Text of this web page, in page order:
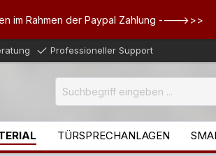
im Rahmen der Paypal Zahlung ---->>>
Professioneller Support
TÜRSPRECHANLAGEN